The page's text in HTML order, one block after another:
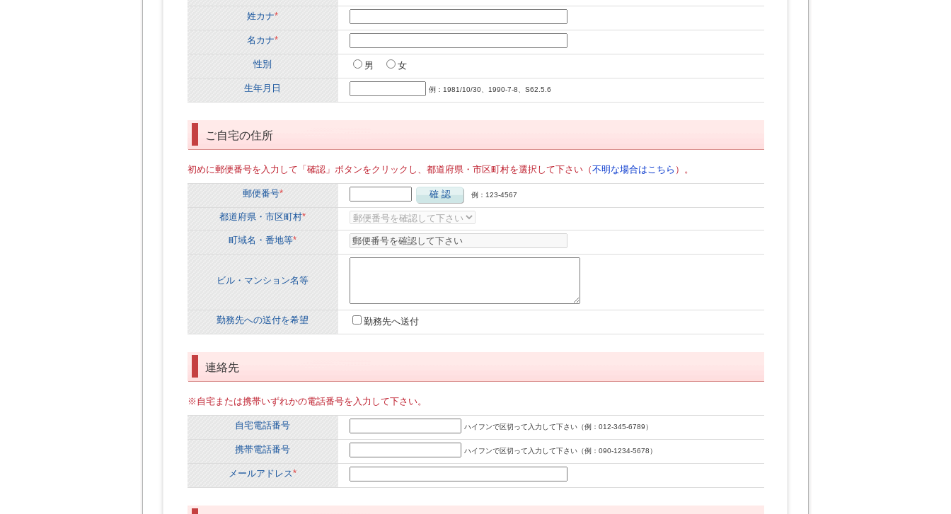
姓カナ*
名カナ*
性別 男 女
生年月日 例：1981/10/30、1990-7-8、S62.5.6
ご自宅の住所
初めに郵便番号を入力して「確認」ボタンをクリックし、都道府県・市区町村を選択して下さい（不明な場合はこちら ）。
郵便番号* 確 認 例：123-4567
都道府県・市区町村*
町域名・番地等*
ビル・マンション名等
勤務先への送付を希望 勤務先へ送付
連絡先
※自宅または携帯いずれかの電話番号を入力して下さい。
自宅電話番号 ハイフンで区切って入力して下さい（例：012-345-6789）
携帯電話番号 ハイフンで区切って入力して下さい（例：090-1234-5678）
メールアドレス*